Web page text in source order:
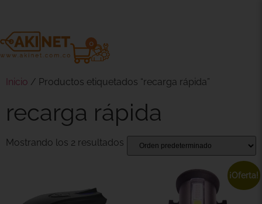
0
Inicio / Productos etiquetados “recarga rápida”
recarga rápida
Mostrando los 2 resultados
¡Oferta!